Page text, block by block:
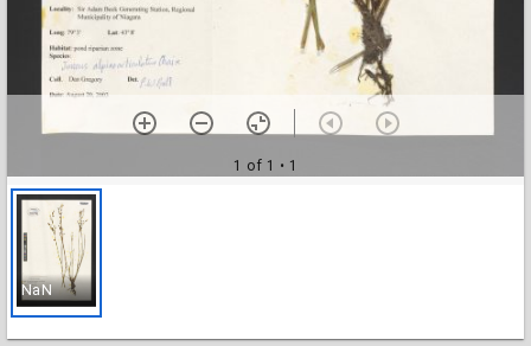
1 of 1 • 1
NaN